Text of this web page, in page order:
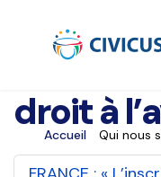
Accueil Qui nous
droit à